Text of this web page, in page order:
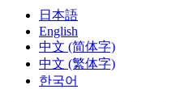
日本語
English
中文 (简体字)
中文 (繁体字)
한국어